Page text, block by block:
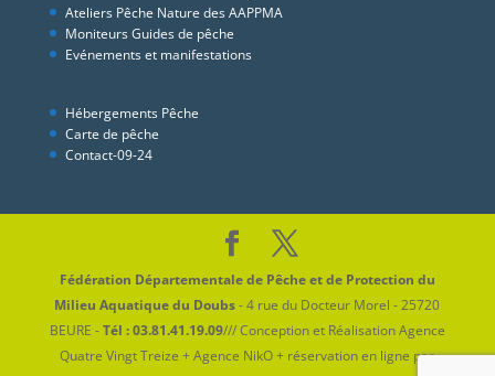
Ateliers Pêche Nature des AAPPMA
Moniteurs Guides de pêche
Evénements et manifestations
Hébergements Pêche
Carte de pêche
Contact-09-24
Fédération Départementale de Pêche et de Protection du
Milieu Aquatique du Doubs- 4 rue du Docteur Morel - 25720
BEURE -Tél : 03.81.41.19.09/// Conception et Réalisation Agence
Quatre Vingt Treize + Agence NikO + réservation en ligne par